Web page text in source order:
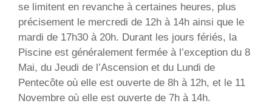
se limitent en revanche à certaines heures, plus
précisement le mercredi de 12h à 14h ainsi que le
mardi de 17h30 à 20h. Durant les jours fériés, la
Piscine est généralement fermée à l’exception du 8
Mai, du Jeudi de l’Ascension et du Lundi de
Pentecôte où elle est ouverte de 8h à 12h, et le 11
Novembre où elle est ouverte de 7h à 14h.